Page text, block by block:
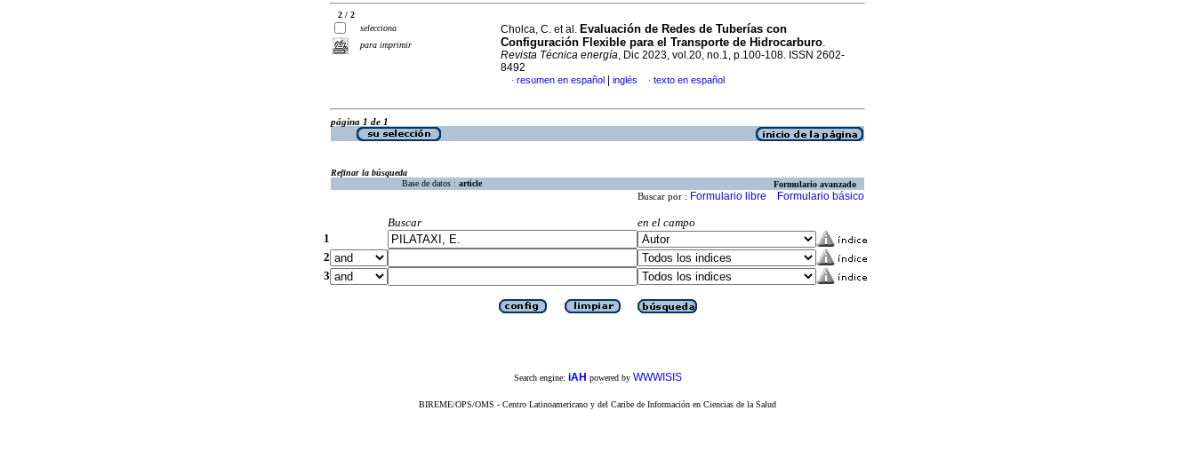
2 / 2
selecciona
para imprimir
Cholca, C. et al. Evaluación de Redes de Tuberías con
Configuración Flexible para el Transporte de Hidrocarburo.
Revista Técnica energía, Dic 2023, vol.20, no.1, p.100-108. ISSN 2602-
8492
· resumen en español inglés · texto en español
página 1 de 1
Refinar la búsqueda
Base de datos : article Formulario avanzado
Buscar por : Formulario libre Formulario básico
Buscar
en el campo
1
2
3
Search engine: iAH powered by WWWISIS
BIREME/OPS/OMS - Centro Latinoamericano y del Caribe de Información en Ciencias de la Salud